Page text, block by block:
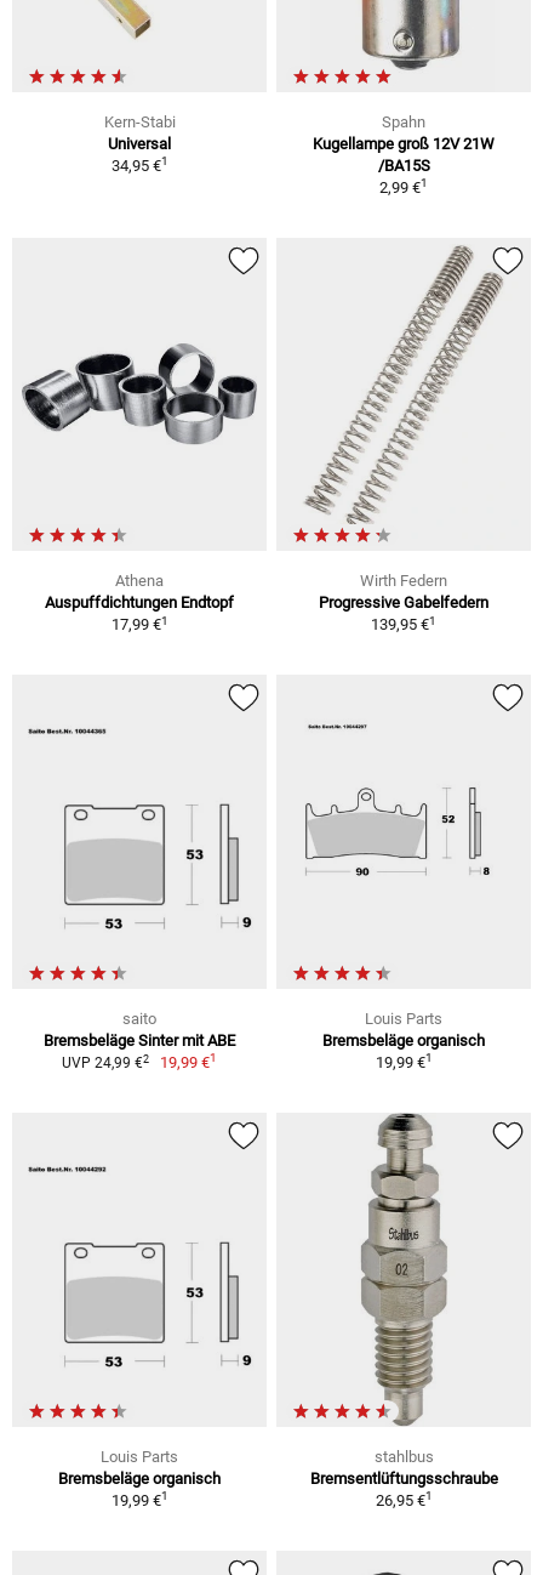
Kern-Stabi
Universal
34,95 €1
Spahn
Kugellampe groß 12V 21W
/BA15S
2,99 €1
Athena
Auspuffdichtungen Endtopf
17,99 €1
Wirth Federn
Progressive Gabelfedern
139,95 €1
saito
Bremsbeläge Sinter mit ABE
UVP 24,99 €2 19,99 €1
Louis Parts
Bremsbeläge organisch
19,99 €1
Louis Parts
Bremsbeläge organisch
19,99 €1
stahlbus
Bremsentlüftungsschraube
26,95 €1